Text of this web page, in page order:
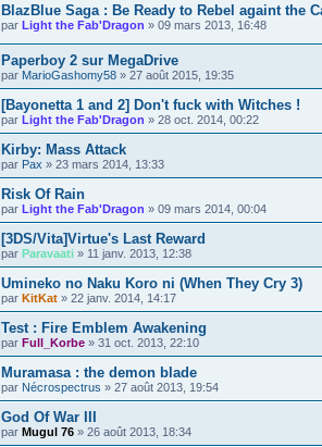
BlazBlue Saga : Be Ready to Rebel againt the
par Light the Fab'Dragon » 09 mars 2013, 16:48
Paperboy 2 sur MegaDrive
par MarioGashomy58 » 27 août 2015, 19:35
[Bayonetta 1 and 2] Don't fuck with Witches !
par Light the Fab'Dragon » 28 oct. 2014, 00:22
Kirby: Mass Attack
par Pax » 23 mars 2014, 13:33
Risk Of Rain
par Light the Fab'Dragon » 09 mars 2014, 00:04
[3DS/Vita]Virtue's Last Reward
par Paravaati » 11 janv. 2013, 12:38
Umineko no Naku Koro ni (When They Cry 3)
par KitKat » 22 janv. 2014, 14:17
Test : Fire Emblem Awakening
par Full_Korbe » 31 oct. 2013, 22:10
Muramasa : the demon blade
par Nécrospectrus » 27 août 2013, 19:54
God Of War III
par Mugul 76 » 26 août 2013, 18:34